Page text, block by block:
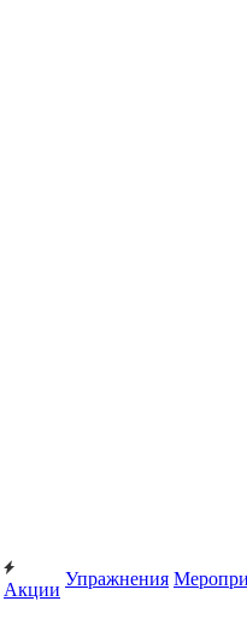
Акции
Упражнения